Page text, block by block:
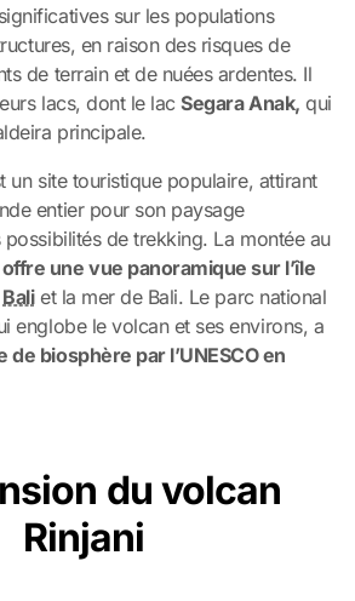
sur les populations
en raison des risques de
de terrain et de nuées ardentes. Il
lacs, dont le lacSegara Anak, qui
principale.
un site touristique populaire, attirant
entier pour son paysage
possibilités de trekking. La montée au
une vue panoramique sur l’île
Baliet la mer de Bali. Le parc national
englobe le volcan et ses environs, a
de biosphère par l’UNESCO en
du volcan
Rinjani